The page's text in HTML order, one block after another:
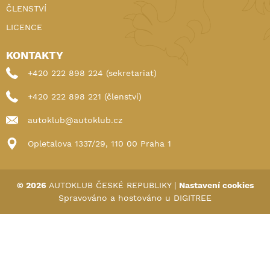
ČLENSTVÍ
LICENCE
KONTAKTY
+420 222 898 224 (sekretariat)
+420 222 898 221 (členství)
autoklub@autoklub.cz
Opletalova 1337/29, 110 00 Praha 1
© 2026 AUTOKLUB ČESKÉ REPUBLIKY| Nastavení cookies
Spravováno a hostováno u DIGITREE